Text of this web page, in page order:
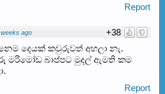
Report
+38
weeks ago
දෙයක් කවුරුවත් අහලා නැ.
මරිමෝඩ බාප්පට මුදල් ඇමති කම
Report